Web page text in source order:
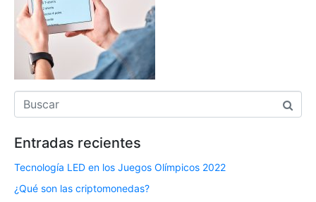
Entradas recientes
Tecnología LED en los Juegos Olímpicos 2022
¿Qué son las criptomonedas?